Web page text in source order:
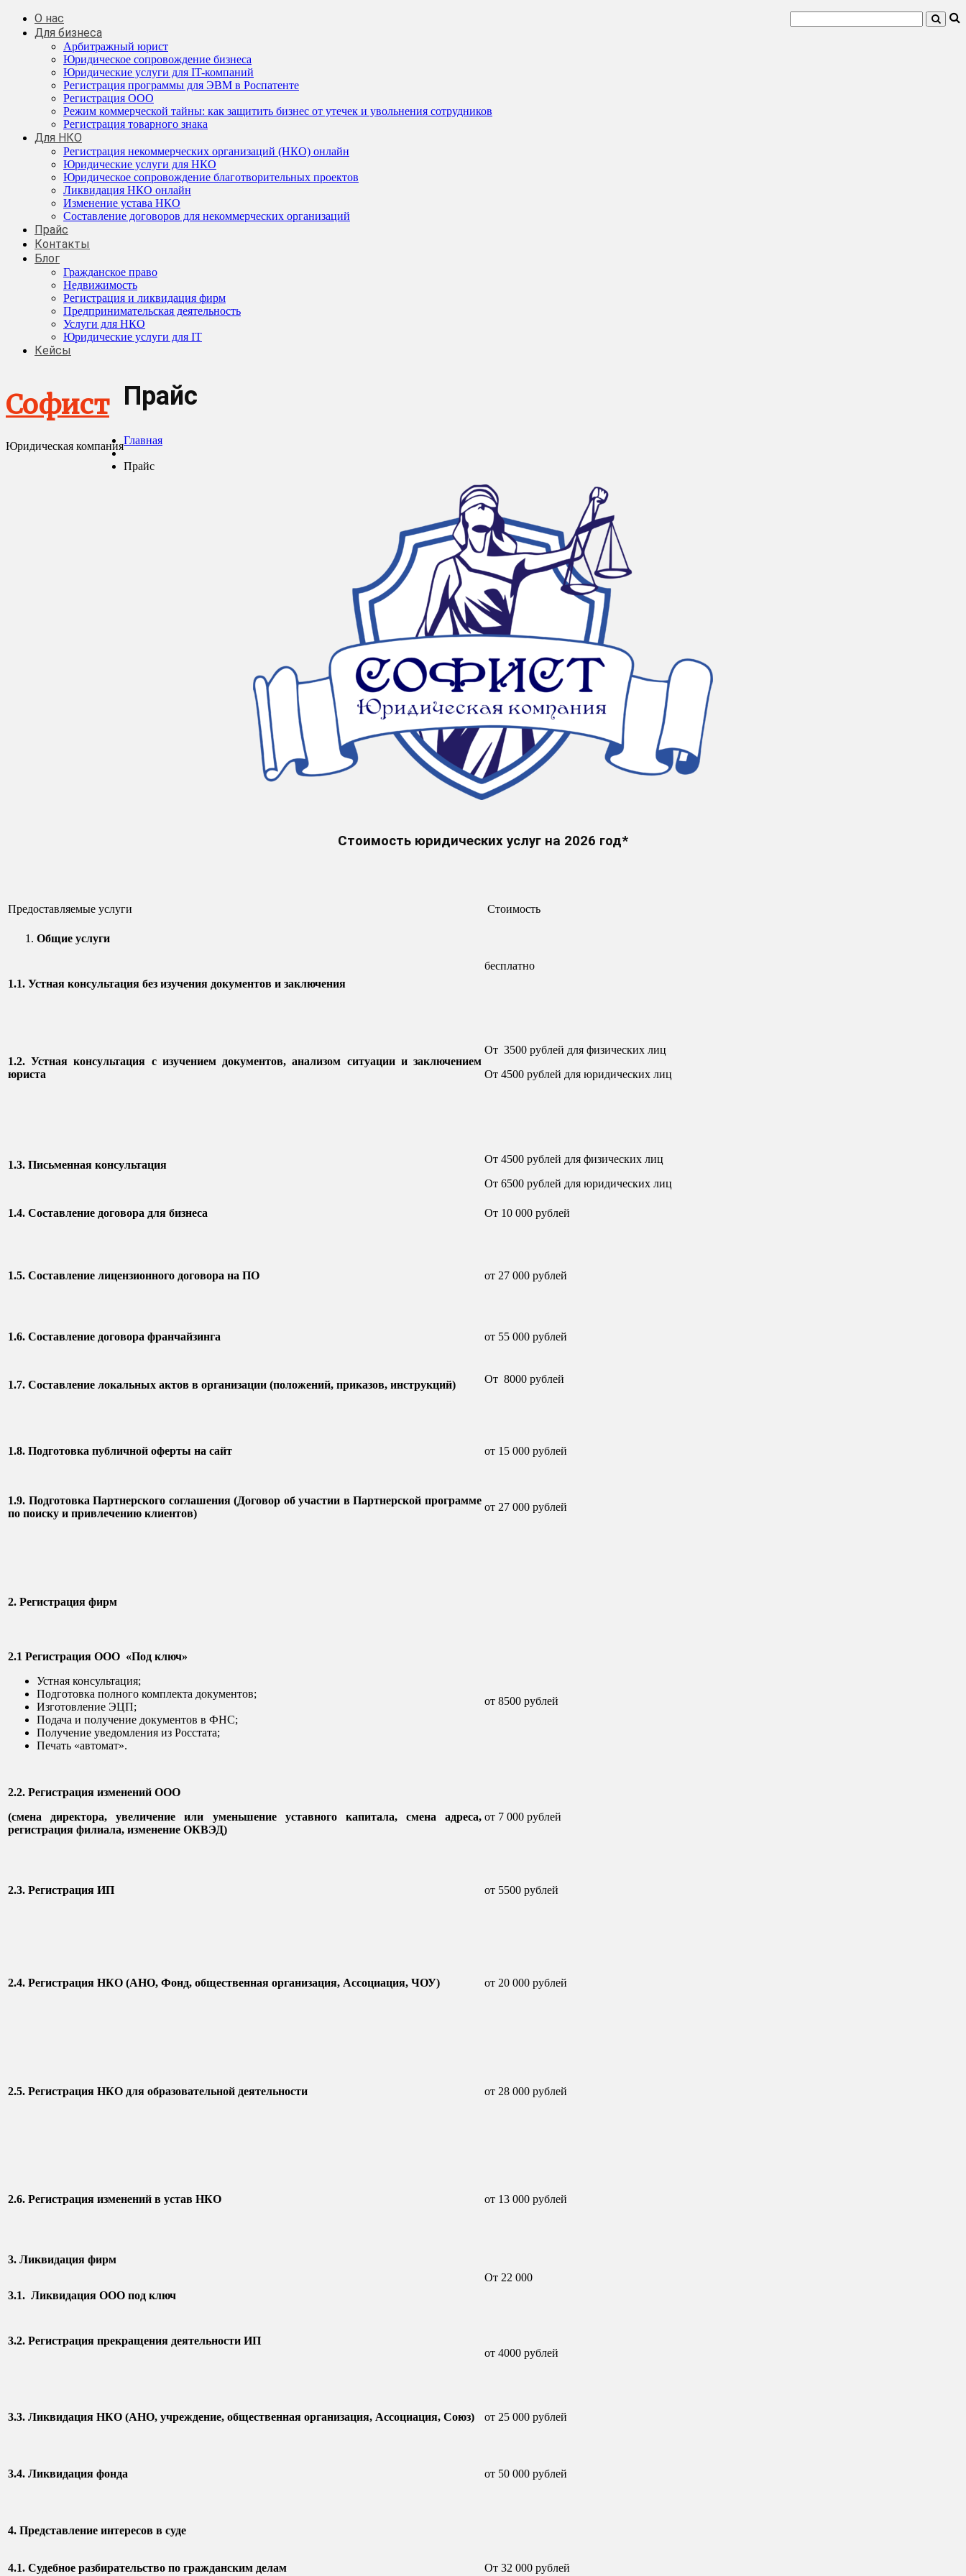
О нас
Для бизнеса
Арбитражный юрист
Юридическое сопровождение бизнеса
Юридические услуги для IT-компаний
Регистрация программы для ЭВМ в Роспатенте
Регистрация ООО
Режим коммерческой тайны: как защитить бизнес от утечек и увольнения сотрудников
Регистрация товарного знака
Для НКО
Регистрация некоммерческих организаций (НКО) онлайн
Юридические услуги для НКО
Юридическое сопровождение благотворительных проектов
Ликвидация НКО онлайн
Изменение устава НКО
Составление договоров для некоммерческих организаций
Прайс
Контакты
Блог
Гражданское право
Недвижимость
Регистрация и ликвидация фирм
Предпринимательская деятельность
Услуги для НКО
Юридические услуги для IT
Кейсы
Софист
Юридическая компания
Прайс
Главная
Прайс
Стоимость юридических услуг на 2026 год*
Предоставляемые услуги Стоимость
Общие услуги
1.1. Устная консультация без изучения документов и заключения
бесплатно
1.2. Устная консультация с изучением документов, анализом ситуации и заключением
юриста
От 3500 рублей для физических лиц
От 4500 рублей для юридических лиц
1.3. Письменная консультация
От 4500 рублей для физических лиц
От 6500 рублей для юридических лиц
1.4. Составление договора для бизнеса От 10 000 рублей
1.5. Составление лицензионного договора на ПО от 27 000 рублей
1.6. Составление договора франчайзинга от 55 000 рублей
1.7. Составление локальных актов в организации (положений, приказов, инструкций) От 8000 рублей
1.8. Подготовка публичной оферты на сайт от 15 000 рублей
1.9. Подготовка Партнерского соглашения (Договор об участии в Партнерской программе
по поиску и привлечению клиентов)
от 27 000 рублей
2. Регистрация фирм
2.1 Регистрация ООО «Под ключ»
Устная консультация;
Подготовка полного комплекта документов;
Изготовление ЭЦП;
Подача и получение документов в ФНС;
Получение уведомления из Росстата;
Печать «автомат».
от 8500 рублей
2.2. Регистрация изменений ООО
(смена директора, увеличение или уменьшение уставного капитала, смена адреса,
регистрация филиала, изменение ОКВЭД)
от 7 000 рублей
2.3. Регистрация ИП от 5500 рублей
2.4. Регистрация НКО (АНО, Фонд, общественная организация, Ассоциация, ЧОУ) от 20 000 рублей
2.5. Регистрация НКО для образовательной деятельности от 28 000 рублей
2.6. Регистрация изменений в устав НКО от 13 000 рублей
3. Ликвидация фирм
3.1. Ликвидация ООО под ключ
От 22 000
3.2. Регистрация прекращения деятельности ИП
от 4000 рублей
3.3. Ликвидация НКО (АНО, учреждение, общественная организация, Ассоциация, Союз) от 25 000 рублей
3.4. Ликвидация фонда от 50 000 рублей
4. Представление интересов в суде
4.1. Судебное разбирательство по гражданским делам От 32 000 рублей